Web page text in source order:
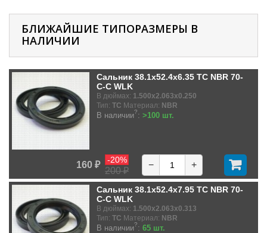
БЛИЖАЙШИЕ ТИПОРАЗМЕРЫ В
НАЛИЧИИ
Сальник 38.1x52.4x6.35 TC NBR 70-
C-C WLK
В дюймах: 1.500x2.063x0.250
Тип: TC Материал: NBR
В наличии?: >100 шт.
160 ₽
200 ₽
-20% − +
Сальник 38.1x52.4x7.95 TC NBR 70-
C-C WLK
В дюймах: 1.500x2.063x0.313
Тип: TC Материал: NBR
В наличии?: 65 шт.